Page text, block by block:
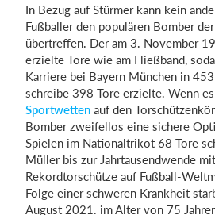
In Bezug auf Stürmer kann kein
Fußballer den populären Bomber
übertreffen. Der am 3. November
erzielte Tore wie am Fließband,
Karriere bei Bayern München in
schreibe 398 Tore erzielte. Wenn
Sportwetten auf den
Bomber zweifellos eine sichere
Spielen im Nationaltrikot 68 Tore
Müller bis zur Jahrtausendwende
Rekordtorschütze auf Fußball-
Folge einer schweren Krankheit
August 2021. im Alter von 75